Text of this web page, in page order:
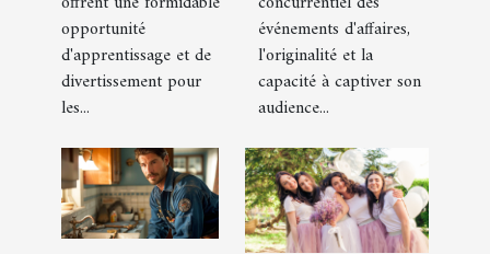
pour votre
enfant
opportunité
d'apprentissage et de
divertissement pour
les...
transforme les
événements
professionnels
événements d'affaires,
l'originalité et la
capacité à captiver son
audience...